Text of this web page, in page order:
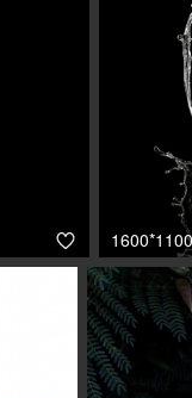
 1600*1100